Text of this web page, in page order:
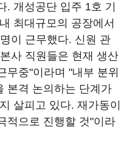
. 개성공단 입주 1호 기
최대규모의 공장에서
이 근무했다. 신원 관
사 직원들은 현재 생산
무중"이라며 "내부 분위
본격 논의하는 단계가
살피고 있다. 재가동이
적으로 진행할 것"이라